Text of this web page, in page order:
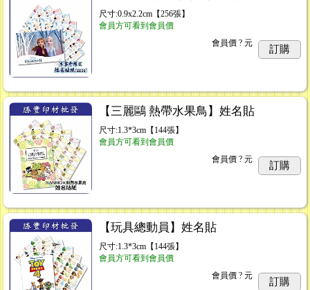
尺寸:0.9x2.2cm【256張】
會員方可看到會員價
會員價 ? 元
訂購
【三麗鷗 熱帶水果鳥】姓名貼
尺寸:1.3*3cm【144張】
會員方可看到會員價
會員價 ? 元
訂購
【玩具總動員】姓名貼
尺寸:1.3*3cm【144張】
會員方可看到會員價
會員價 ? 元
訂購